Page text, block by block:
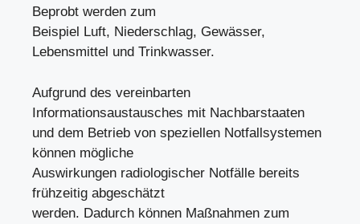
Beprobt werden zum
Beispiel Luft, Niederschlag, Gewässer,
Lebensmittel und Trinkwasser.
Aufgrund des vereinbarten
Informationsaustausches mit Nachbarstaaten
und dem Betrieb von speziellen Notfallsystemen
können mögliche
Auswirkungen radiologischer Notfälle bereits
frühzeitig abgeschätzt
werden. Dadurch können Maßnahmen zum